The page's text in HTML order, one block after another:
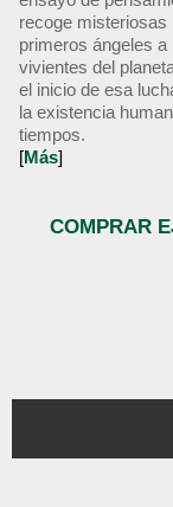
recoge misteriosas
primeros ángeles
vivientes del
el inicio de esa
la existencia
tiempos.
[Más]
COMPRAR